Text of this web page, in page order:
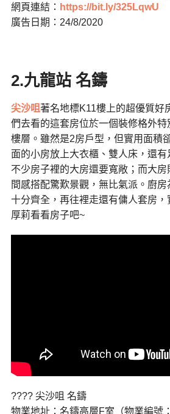
網頁連結： https://bit.ly/325LqwU
廣告日期：24/8/2020
2.九龍站 名鑄
尖沙咀 著名地標K11樓上的超優質好
們去看的這套房位於一個裝修格外
樓層。雖然是2房戶型，但實用面積
面的小房放上大衣櫃、雙人床，還
不少房子裡的大房還要寬敞；而大
間感搭配驚歎景觀，無比氣派。廚
十分齊全，再往裡走還有傭人套房
厚莉看看房子吧~
???? 尖沙咀 名鑄
物業地址：名鑄高層F室（物業編號